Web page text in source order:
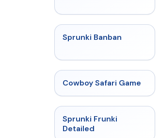
Sprunki Banban
★
Cowboy Safari Game
Sprunki Frunki
Detailed